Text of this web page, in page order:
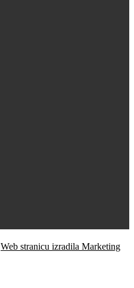
Web stranicu izradila Marketing